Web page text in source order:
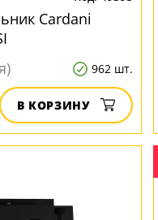
Cardani
962 шт.
В КОРЗИНУ